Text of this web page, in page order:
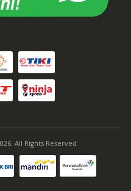
All Rights Reserved